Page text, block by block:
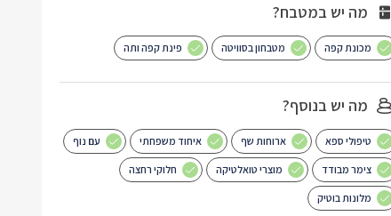
מה יש במטבח?
מכונת קפה מטבחון בסוויטה פינת קפה ותה
מה יש בנוסף?
טיפולי ספא ארוחות שף איחוד משפחתי עם נוף
צימר מבודד מוצרי טואלטיקה חלוקי רחצה
מלונות בוטיק